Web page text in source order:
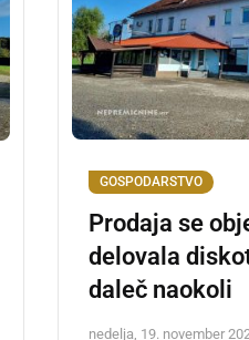
GOSPODARSTVO
Prodaja se
delovala
daleč naokoli
nedelja, 19. november